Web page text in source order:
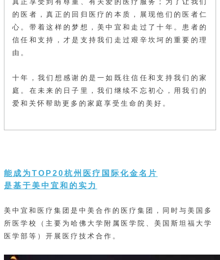
真正享受到有尊重、有关爱的医疗服务；为了让我们
的医者，真正的回归医疗的本质，展现他们的医者仁
心。带着这样的梦想，美中宜和走过了十年。患者的
信任和支持，才是支持我们走过艰辛坎坷的重要的理
由。
十年，我们想感谢的是一如既往信任和支持我们的家
庭。在未来的日子里，我们继续不忘初心，用我们的
爱和关怀帮助更多的家庭享受生命的美好。
能成为TOP20杭州医疗国际化金名片
是基于美中宜和的实力
美中宜和医疗集团是中美合作的医疗集团，同时与美国多
所医学校（主要为哈佛大学附属医学院、美国斯坦福大学
医学部等）开展医疗技术合作。